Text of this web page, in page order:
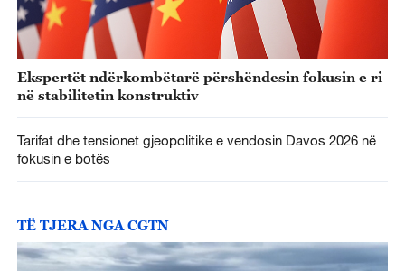
Ekspertët ndërkombëtarë përshëndesin fokusin e ri
në stabilitetin konstruktiv
Tarifat dhe tensionet gjeopolitike e vendosin Davos 2026 në
fokusin e botës
TË TJERA NGA CGTN